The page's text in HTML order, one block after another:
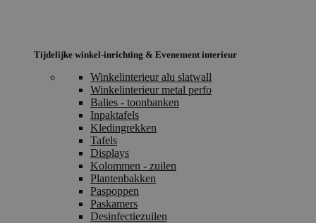
Tijdelijke winkel-inrichting & Evenement interieur
Winkelinterieur alu slatwall
Winkelinterieur metal perfo
Balies - toonbanken
Inpaktafels
Kledingrekken
Tafels
Displays
Kolommen - zuilen
Plantenbakken
Paspoppen
Paskamers
Desinfectiezuilen